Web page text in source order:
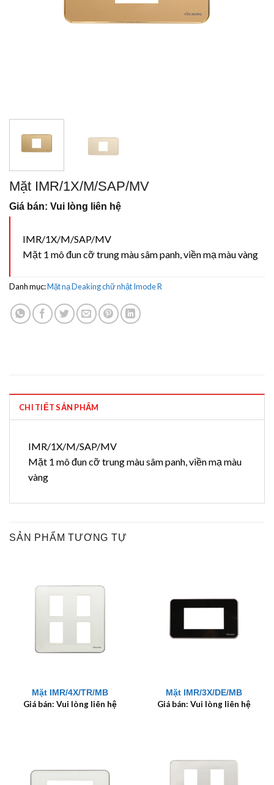
Mặt IMR/1X/M/SAP/MV
Giá bán: Vui lòng liên hệ
IMR/1X/M/SAP/MV
Mặt 1 mô đun cỡ trung màu sâm panh, viền mạ màu vàng
Danh mục:Mặt nạ Deaking chữ nhật Imode R
CHI TIẾT SẢN PHẨM
IMR/1X/M/SAP/MV
Mặt 1 mô đun cỡ trung màu sâm panh, viền mạ màu
vàng
SẢN PHẨM TƯƠNG TỰ
Mặt IMR/4X/TR/MB
Giá bán: Vui lòng liên hệ
Mặt IMR/3X/DE/MB
Giá bán: Vui lòng liên hệ